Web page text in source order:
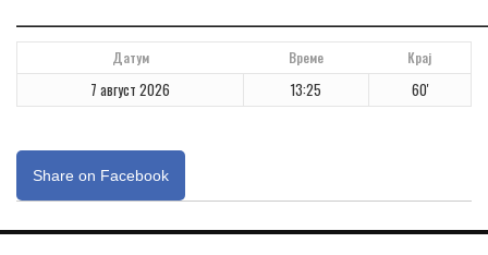
Датум Време Крај
7 август 2026 13:25 60'
Share on Facebook